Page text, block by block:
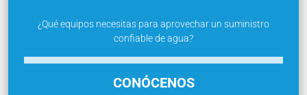
¿Qué equipos necesitas para aprovechar un suministro
confiable de agua?
CONÓCENOS